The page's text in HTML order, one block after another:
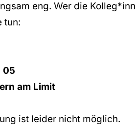
eng. Wer die
tun:
05
am Limit
ist leider nicht möglich.